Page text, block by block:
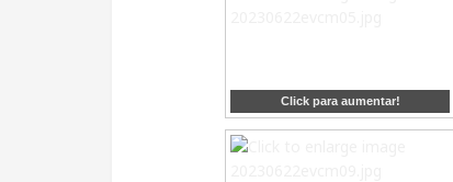
Click para aumentar!